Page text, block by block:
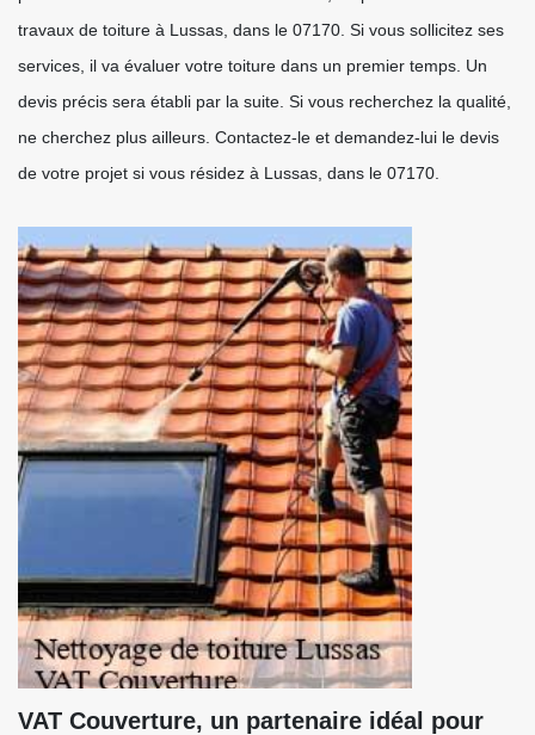
travaux de toiture à Lussas, dans le 07170. Si vous sollicitez ses
services, il va évaluer votre toiture dans un premier temps. Un
devis précis sera établi par la suite. Si vous recherchez la qualité,
ne cherchez plus ailleurs. Contactez-le et demandez-lui le devis
de votre projet si vous résidez à Lussas, dans le 07170.
VAT Couverture, un partenaire idéal pour